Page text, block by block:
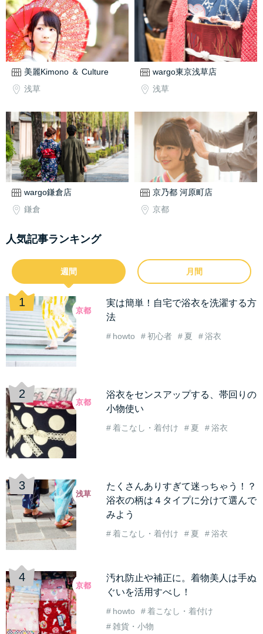
美麗Kimono ＆ Culture
浅草
wargo東京浅草店
浅草
wargo鎌倉店
鎌倉
京乃都 河原町店
京都
人気記事ランキング
週間 月間
実は簡単！自宅で浴衣を洗濯する方
法
howto 初心者 夏 浴衣
京都
浴衣をセンスアップする、帯回りの
小物使い
着こなし・着付け 夏 浴衣
京都
たくさんありすぎて迷っちゃう！？
浴衣の柄は４タイプに分けて選んで
みよう
着こなし・着付け 夏 浴衣
浅草
汚れ防止や補正に。着物美人は手ぬ
ぐいを活用すべし！
howto
着こなし・着付け
雑貨・小物
京都